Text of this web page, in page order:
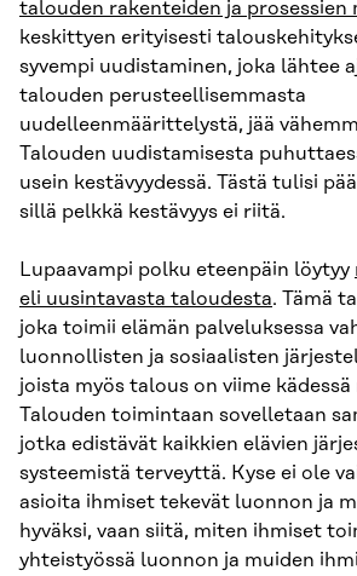
talouden rakenteiden ja prosessien
keskittyen erityisesti
syvempi uudistaminen, joka lähtee
talouden perusteellisemmasta
uudelleenmäärittelystä, jää
Talouden uudistamisesta
usein kestävyydessä. Tästä tulisi
sillä pelkkä kestävyys ei riitä.
Lupaavampi polku eteenpäin löytyy
eli uusintavasta taloudesta. Tämä
joka toimii elämän palveluksessa
luonnollisten ja sosiaalisten
joista myös talous on viime
Talouden toimintaan sovelletaan
jotka edistävät kaikkien elävien
systeemistä terveyttä. Kyse ei ole
asioita ihmiset tekevät luonnon ja
hyväksi, vaan siitä, miten ihmiset
yhteistyössä luonnon ja muiden